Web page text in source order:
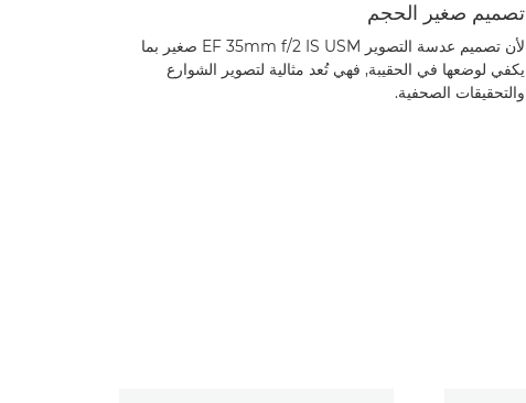
تصميم صغير الحجم
لأن تصميم عدسة التصوير EF 35mm f/2 IS USM صغير بما
يكفي لوضعها في الحقيبة, فهي تُعد مثالية لتصوير الشوارع
والتحقيقات الصحفية.